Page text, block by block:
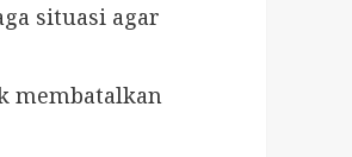
situasi agar
membatalkan